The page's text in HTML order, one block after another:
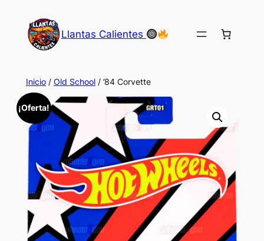
contenido
Llantas Calientes
Inicio/ Old School/ ’84 Corvette
¡Oferta!